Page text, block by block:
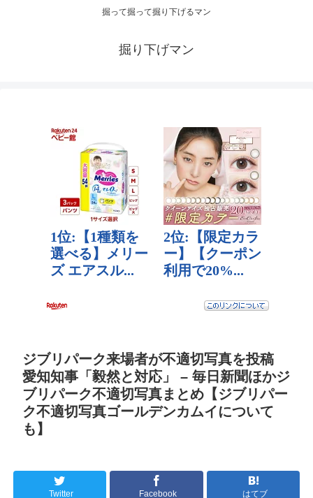
掘って掘って掘り下げるマン
掘り下げマン
ジブリパーク来場者が不適切写真を投稿
愛知知事「毅然と対応」 – 毎日新聞ほかジ
ブリパーク不適切写真まとめ【ジブリパー
ク不適切写真ゴールデンカムイについて
も】
Twitter Facebook はてブ